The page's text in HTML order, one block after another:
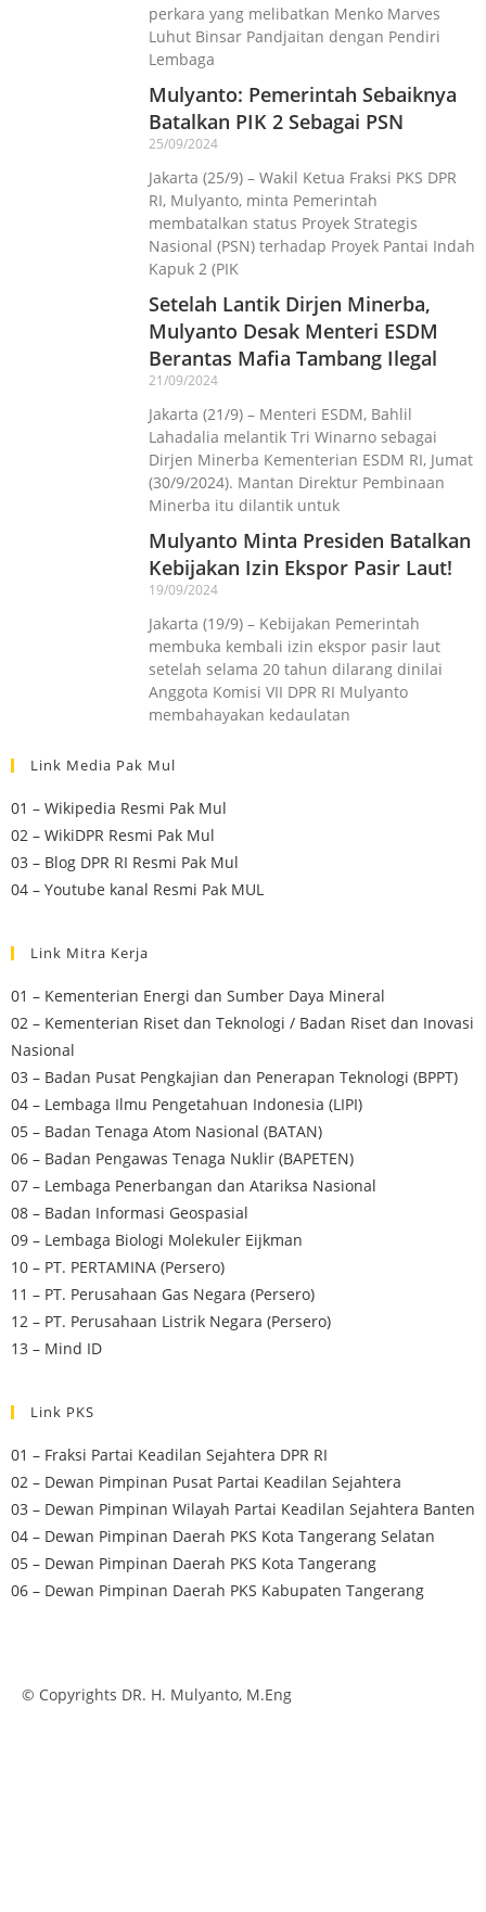
perkara yang melibatkan Menko Marves
Luhut Binsar Pandjaitan dengan Pendiri
Lembaga
Mulyanto: Pemerintah Sebaiknya
Batalkan PIK 2 Sebagai PSN
25/09/2024
Jakarta (25/9) – Wakil Ketua Fraksi PKS DPR
RI, Mulyanto, minta Pemerintah
membatalkan status Proyek Strategis
Nasional (PSN) terhadap Proyek Pantai Indah
Kapuk 2 (PIK
Setelah Lantik Dirjen Minerba,
Mulyanto Desak Menteri ESDM
Berantas Mafia Tambang Ilegal
21/09/2024
Jakarta (21/9) – Menteri ESDM, Bahlil
Lahadalia melantik Tri Winarno sebagai
Dirjen Minerba Kementerian ESDM RI, Jumat
(30/9/2024). Mantan Direktur Pembinaan
Minerba itu dilantik untuk
Mulyanto Minta Presiden Batalkan
Kebijakan Izin Ekspor Pasir Laut!
19/09/2024
Jakarta (19/9) – Kebijakan Pemerintah
membuka kembali izin ekspor pasir laut
setelah selama 20 tahun dilarang dinilai
Anggota Komisi VII DPR RI Mulyanto
membahayakan kedaulatan
Link Media Pak Mul
01 – Wikipedia Resmi Pak Mul
02 – WikiDPR Resmi Pak Mul
03 – Blog DPR RI Resmi Pak Mul
04 – Youtube kanal Resmi Pak MUL
Link Mitra Kerja
01 – Kementerian Energi dan Sumber Daya Mineral
02 – Kementerian Riset dan Teknologi / Badan Riset dan Inovasi
Nasional
03 – Badan Pusat Pengkajian dan Penerapan Teknologi (BPPT)
04 – Lembaga Ilmu Pengetahuan Indonesia (LIPI)
05 – Badan Tenaga Atom Nasional (BATAN)
06 – Badan Pengawas Tenaga Nuklir (BAPETEN)
07 – Lembaga Penerbangan dan Atariksa Nasional
08 – Badan Informasi Geospasial
09 – Lembaga Biologi Molekuler Eijkman
10 – PT. PERTAMINA (Persero)
11 – PT. Perusahaan Gas Negara (Persero)
12 – PT. Perusahaan Listrik Negara (Persero)
13 – Mind ID
Link PKS
01 – Fraksi Partai Keadilan Sejahtera DPR RI
02 – Dewan Pimpinan Pusat Partai Keadilan Sejahtera
03 – Dewan Pimpinan Wilayah Partai Keadilan Sejahtera Banten
04 – Dewan Pimpinan Daerah PKS Kota Tangerang Selatan
05 – Dewan Pimpinan Daerah PKS Kota Tangerang
06 – Dewan Pimpinan Daerah PKS Kabupaten Tangerang
© Copyrights DR. H. Mulyanto, M.Eng